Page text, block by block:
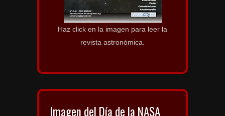
Haz click en la imagen para leer la
revista astronómica.
Imagen del Día de la NASA